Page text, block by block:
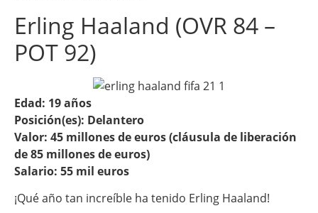
Erling Haaland (OVR 84 –
POT 92)
Edad: 19 años
Posición(es): Delantero
Valor: 45 millones de euros (cláusula de liberación
de 85 millones de euros)
Salario: 55 mil euros
¡Qué año tan increíble ha tenido Erling Haaland!